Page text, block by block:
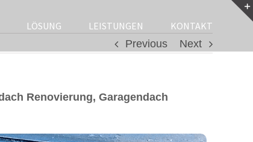
LÖSUNG LEISTUNGEN
KONTAKT
Previous
Next
Renovierung, Garagendach